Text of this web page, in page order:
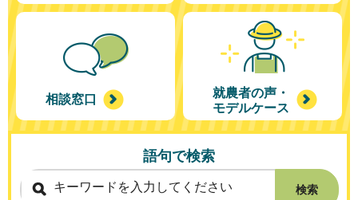
相談窓口
就農者の声・
モデルケース
語句で検索
検索